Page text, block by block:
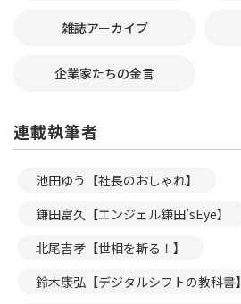
雑誌アーカイブ
企業家たちの金言
連載執筆者
池田ゆう【社長のおしゃれ】
鎌田富久【エンジェル鎌田’sEye】
北尾吉孝【世相を斬る！】
鈴木康弘【デジタルシフトの教科書】